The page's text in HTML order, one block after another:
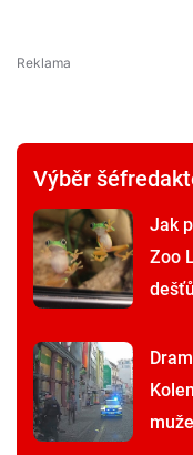
Výběr
Jak
Zoo
muže